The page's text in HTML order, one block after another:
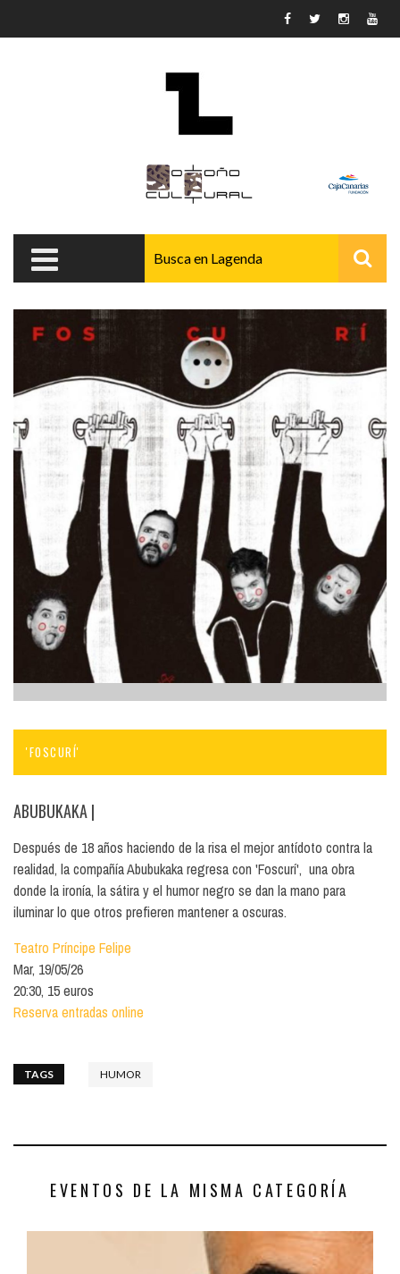
'FOSCURÍ'
ABUBUKAKA|
Después de 18 años haciendo de la risa el mejor antídoto contra la
realidad, la compañía Abubukaka regresa con 'Foscurí', una obra
donde la ironía, la sátira y el humor negro se dan la mano para
iluminar lo que otros prefieren mantener a oscuras.
Teatro Príncipe Felipe
Mar, 19/05/26
20:30, 15 euros
Reserva entradas online
TAGS HUMOR
EVENTOS DE LA MISMA CATEGORÍA